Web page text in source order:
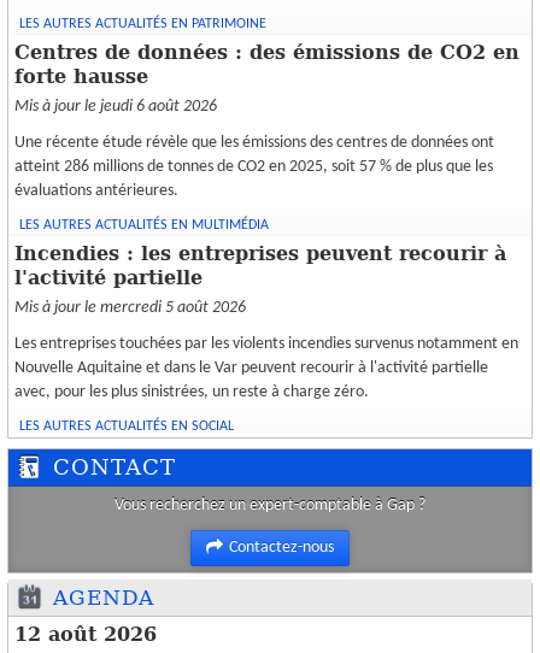
LES AUTRES ACTUALITÉS EN PATRIMOINE
Centres de données : des émissions de CO2 en
forte hausse
Mis à jour le jeudi 6 août 2026
Une récente étude révèle que les émissions des centres de données ont
atteint 286 millions de tonnes de CO2 en 2025, soit 57 % de plus que les
évaluations antérieures.
LES AUTRES ACTUALITÉS EN MULTIMÉDIA
Incendies : les entreprises peuvent recourir à
l'activité partielle
Mis à jour le mercredi 5 août 2026
Les entreprises touchées par les violents incendies survenus notamment en
Nouvelle Aquitaine et dans le Var peuvent recourir à l'activité partielle
avec, pour les plus sinistrées, un reste à charge zéro.
LES AUTRES ACTUALITÉS EN SOCIAL
CONTACT
Vous recherchez un expert-comptable à Gap ?
Contactez-nous
AGENDA
12 août 2026